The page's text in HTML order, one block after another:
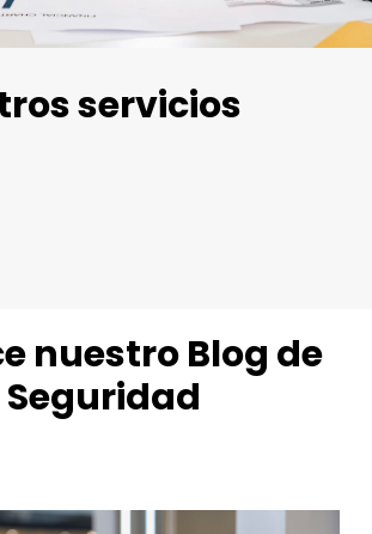
servicios
nuestro Blog de
Seguridad